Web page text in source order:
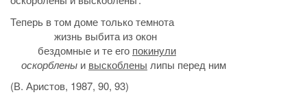
Теперь в том доме только темнота
жизнь выбита из окон
бездомные и те его покинули
оскорблены и выскоблены липы перед ним
(В. Аристов, 1987, 90, 93)